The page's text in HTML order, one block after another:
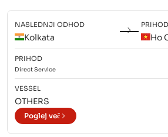
NASLEDNJI ODHOD
Kolkata
PRIHOD
Ho
PRIHOD
DirectService
VESSEL
OTHERS
Poglej več